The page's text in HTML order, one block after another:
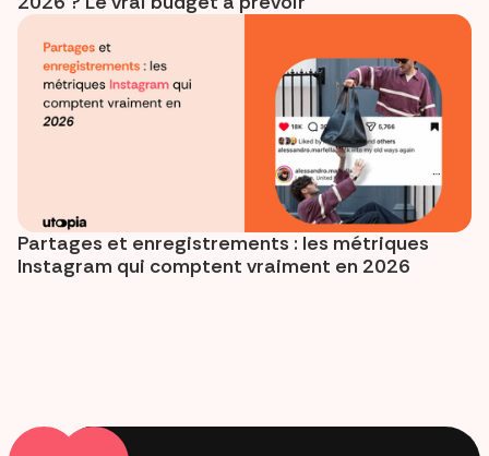
Partages et enregistrements : les métriques
Instagram qui comptent vraiment en 2026